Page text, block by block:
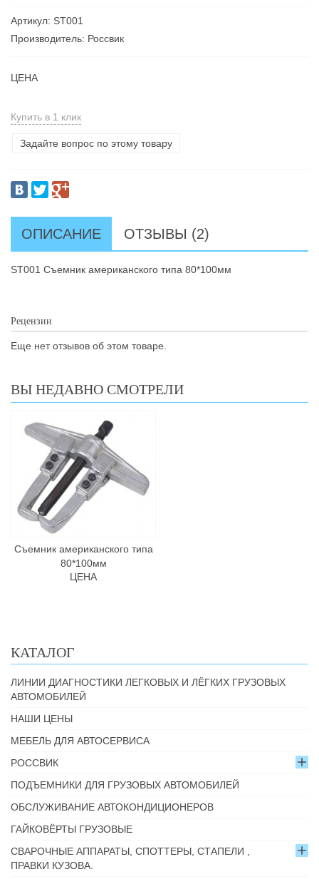
Артикул: ST001
Производитель: Россвик
ЦЕНА
Купить в 1 клик
Задайте вопрос по этому товару
ОПИСАНИЕ ОТЗЫВЫ (2)
ST001 Съемник американского типа 80*100мм
Рецензии
Еще нет отзывов об этом товаре.
ВЫ НЕДАВНО СМОТРЕЛИ
Съемник американского типа
80*100мм
ЦЕНА
КАТАЛОГ
ЛИНИИ ДИАГНОСТИКИ ЛЕГКОВЫХ И ЛЁГКИХ ГРУЗОВЫХ
АВТОМОБИЛЕЙ
НАШИ ЦЕНЫ
МЕБЕЛЬ ДЛЯ АВТОСЕРВИСА
РОССВИК
ПОДЪЕМНИКИ ДЛЯ ГРУЗОВЫХ АВТОМОБИЛЕЙ
ОБСЛУЖИВАНИЕ АВТОКОНДИЦИОНЕРОВ
ГАЙКОВЁРТЫ ГРУЗОВЫЕ
СВАРОЧНЫЕ АППАРАТЫ, СПОТТЕРЫ, СТАПЕЛИ ,
ПРАВКИ КУЗОВА.